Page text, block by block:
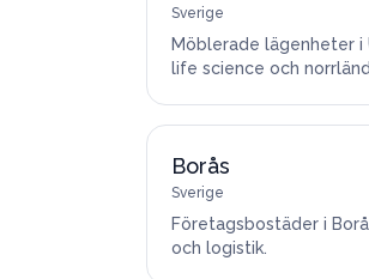
Sverige
Möblerade lägenheter i
life science och
Borås
Sverige
Företagsbostäder i
och logistik.